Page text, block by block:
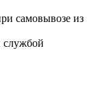
самовывозе из
службой